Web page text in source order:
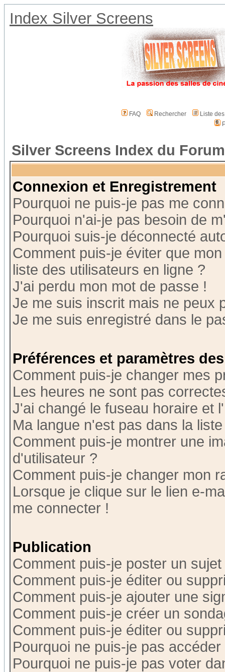
Index Silver Screens
FAQ Rechercher
Liste
Silver Screens Index du Forum
Connexion et Enregistrement
Pourquoi ne puis-je pas me
Pourquoi n'ai-je pas besoin de
Pourquoi suis-je déconnecté
Comment puis-je éviter que
liste des utilisateurs en ligne ?
J'ai perdu mon mot de passe !
Je me suis inscrit mais ne peux
Je me suis enregistré dans le
Préférences et paramètres
Comment puis-je changer mes
Les heures ne sont pas
J'ai changé le fuseau horaire et
Ma langue n'est pas dans la
Comment puis-je montrer une
d'utilisateur ?
Comment puis-je changer mon
Lorsque je clique sur le lien e-
me connecter !
Publication
Comment puis-je poster un
Comment puis-je éditer ou
Comment puis-je ajouter une
Comment puis-je créer un
Comment puis-je éditer ou
Pourquoi ne puis-je pas
Pourquoi ne puis-je pas voter